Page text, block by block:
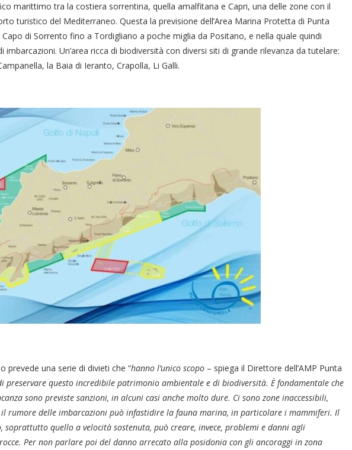
marittimo tra la costiera sorrentina, quella amalfitana e Capri, una delle zone con il
turistico del Mediterraneo. Questa la previsione dell’Area Marina Protetta di Punta
di Sorrento fino a Tordigliano a poche miglia da Positano, e nella quale quindi
Un’area ricca di biodiversità con diversi siti di grande rilevanza da tutelare:
la Baia di Ieranto, Crapolla, Li Galli.
prevede una serie di divieti che “hanno l’unico scopo – spiega il Direttore dell’AMP Punta
preservare questo incredibile patrimonio ambientale e di biodiversità. È fondamentale che
sono previste sanzioni, in alcuni casi anche molto dure. Ci sono zone inaccessibili,
il rumore delle imbarcazioni può infastidire la fauna marina, in particolare i mammiferi. Il
quello a velocità sostenuta, può creare, invece, problemi e danni agli
Per non parlare poi del danno arrecato alla posidonia con gli ancoraggi in zona